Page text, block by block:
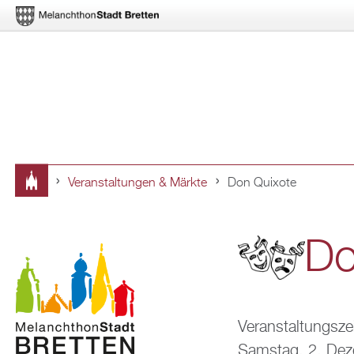
hier
Ver­an­stal­tun­gen & Märk­te Don Qui­xo­te
Sams­tag, 2.